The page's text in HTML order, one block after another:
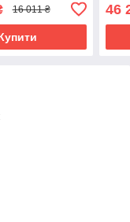
16 011 ₴ 46